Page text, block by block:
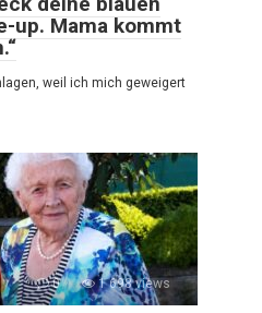
up. Mama kommt
weil ich mich geweigert
0 1 698 views